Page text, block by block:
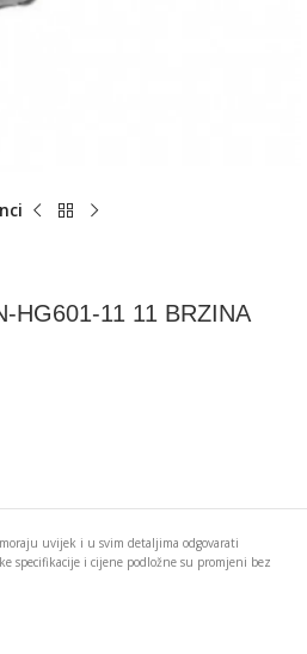
HG601-11 11 BRZINA
uvijek i u svim detaljima odgovarati
specifikacije i cijene podložne su promjeni bez